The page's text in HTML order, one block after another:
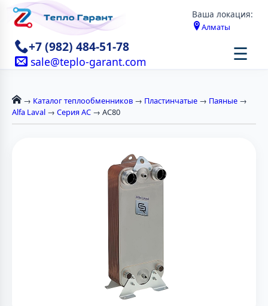
Ваша локация:
Алматы
+7 (982) 484-51-78
sale@teplo-garant.com ☰
→ Каталог теплообменников → Пластинчатые → Паяные →
Alfa Laval → Серия AC → AC80